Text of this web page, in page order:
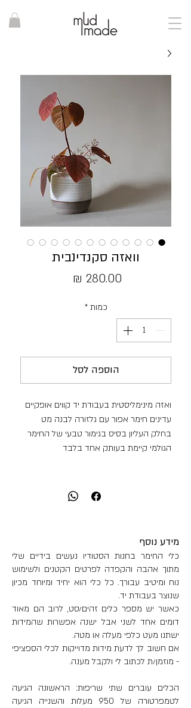
וואזה סקנדינבית
כמות *
הוספה לסל
ואזה מינימליסטית בעבודת יד קווים אופקיים
עדינים חימר אפור עם גלזורה לבנה מט
בחלק העליון בסיס בגימור טבעי של החימר
הגולמי קיימת בעותק אחד בלבד
מידע נוסף
כלי החימר בחנות הסטודיו נעשים בידיים שלי
מתוך אהבה והקפדה לפרטים הקטנים ולשימוש
נוח ומיטיב עבורך. כל כלי הוא יחיד ומיוחד מכיון
שנוצר בעבודת יד.
כאשר יש מספר כלים זהים/סט, לרוב הם מאוד
דומים אחד לשני אבל ישנה אפשרות שהמידות
ישתנו מעט כלפי מעלה או מטה.
אם חשוב לך לדעת מידות מדוייקות לכלי הספציפי
- מוזמן/ת לכתוב לי ולקבל מענה.
הכלים עוברים שתי שריפות: הראשונה הגיעה
לטמפרטורה של 950 מעלות והשנייה הגיעה